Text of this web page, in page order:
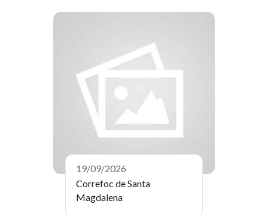
19/09/2026
Correfoc de Santa
Magdalena